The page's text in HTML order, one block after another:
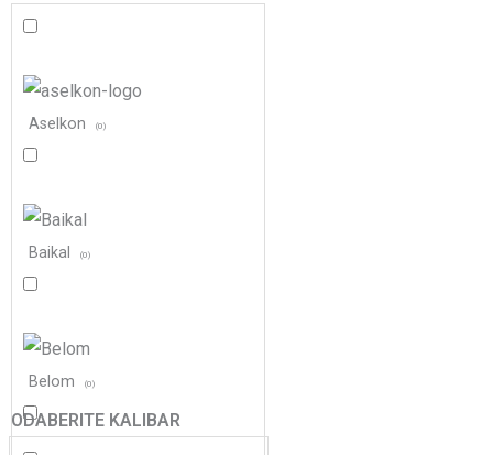
Aselkon (0)
Baikal (0)
Belom (0)
ODABERITE KALIBAR